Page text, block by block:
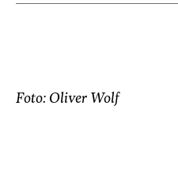
Foto: Oliver Wolf